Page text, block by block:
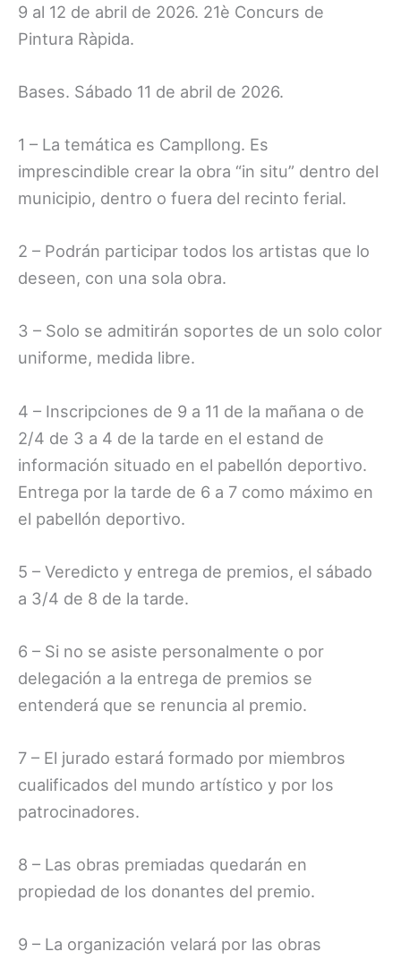
9 al 12 de abril de 2026. 21è Concurs de
Pintura Ràpida.
Bases. Sábado 11 de abril de 2026.
1 – La temática es Campllong. Es
imprescindible crear la obra “in situ” dentro del
municipio, dentro o fuera del recinto ferial.
2 – Podrán participar todos los artistas que lo
deseen, con una sola obra.
3 – Solo se admitirán soportes de un solo color
uniforme, medida libre.
4 – Inscripciones de 9 a 11 de la mañana o de
2/4 de 3 a 4 de la tarde en el estand de
información situado en el pabellón deportivo.
Entrega por la tarde de 6 a 7 como máximo en
el pabellón deportivo.
5 – Veredicto y entrega de premios, el sábado
a 3/4 de 8 de la tarde.
6 – Si no se asiste personalmente o por
delegación a la entrega de premios se
entenderá que se renuncia al premio.
7 – El jurado estará formado por miembros
cualificados del mundo artístico y por los
patrocinadores.
8 – Las obras premiadas quedarán en
propiedad de los donantes del premio.
9 – La organización velará por las obras